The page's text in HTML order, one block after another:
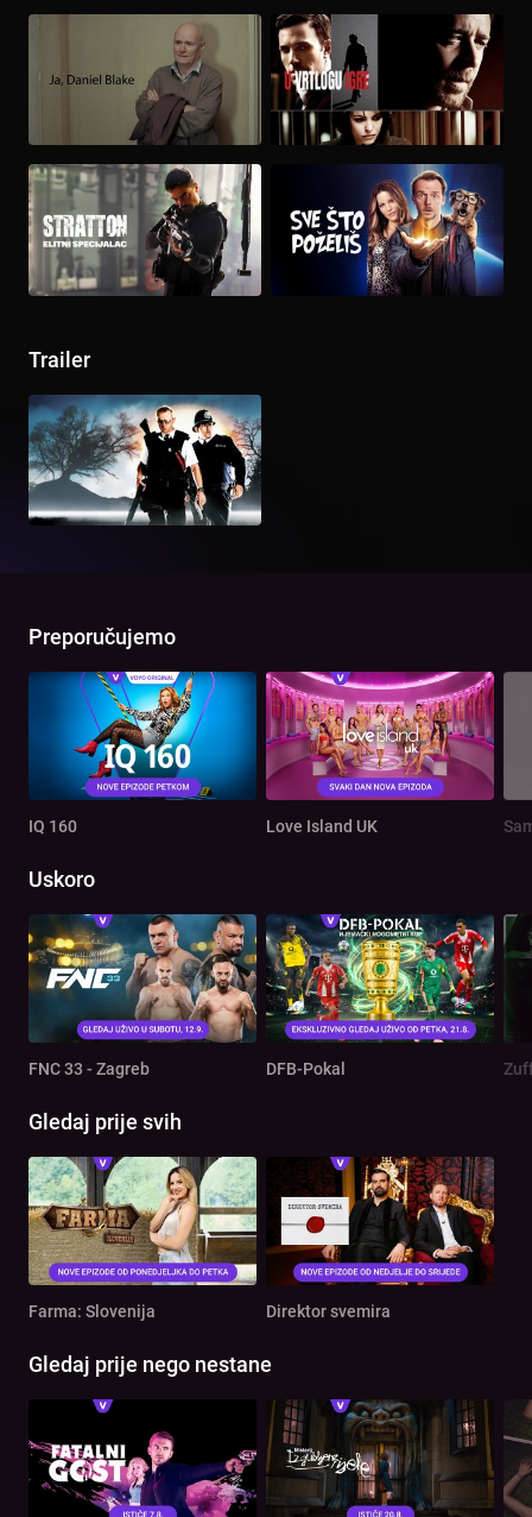
Trailer
Preporučujemo
IQ 160 Love Island UK
Uskoro
FNC 33 - Zagreb DFB-Pokal
Gledaj prije svih
Farma: Slovenija Direktor svemira
Gledaj prije nego nestane